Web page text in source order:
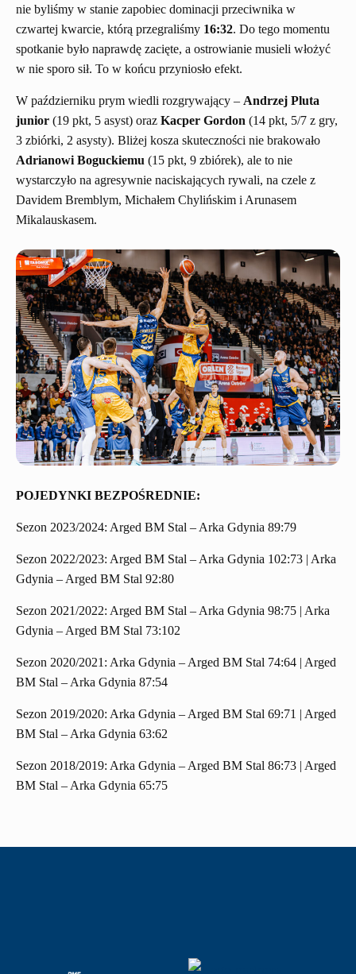
nie byliśmy w stanie zapobiec dominacji przeciwnika w
czwartej kwarcie, którą przegraliśmy 16:32. Do tego momentu
spotkanie było naprawdę zacięte, a ostrowianie musieli włożyć
w nie sporo sił. To w końcu przyniosło efekt.
W październiku prym wiedli rozgrywający – Andrzej Pluta
junior (19 pkt, 5 asyst) oraz Kacper Gordon (14 pkt, 5/7 z gry,
3 zbiórki, 2 asysty). Bliżej kosza skuteczności nie brakowało
Adrianowi Boguckiemu (15 pkt, 9 zbiórek), ale to nie
wystarczyło na agresywnie naciskających rywali, na czele z
Davidem Bremblym, Michałem Chylińskim i Arunasem
Mikalauskasem.
POJEDYNKI BEZPOŚREDNIE:
Sezon 2023/2024: Arged BM Stal – Arka Gdynia 89:79
Sezon 2022/2023: Arged BM Stal – Arka Gdynia 102:73 | Arka
Gdynia – Arged BM Stal 92:80
Sezon 2021/2022: Arged BM Stal – Arka Gdynia 98:75 | Arka
Gdynia – Arged BM Stal 73:102
Sezon 2020/2021: Arka Gdynia – Arged BM Stal 74:64 | Arged
BM Stal – Arka Gdynia 87:54
Sezon 2019/2020: Arka Gdynia – Arged BM Stal 69:71 | Arged
BM Stal – Arka Gdynia 63:62
Sezon 2018/2019: Arka Gdynia – Arged BM Stal 86:73 | Arged
BM Stal – Arka Gdynia 65:75